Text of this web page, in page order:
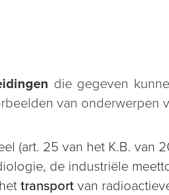
die gegeven
van onderwerpen
(art. 25 van het K.B. van
de industriële
transport van